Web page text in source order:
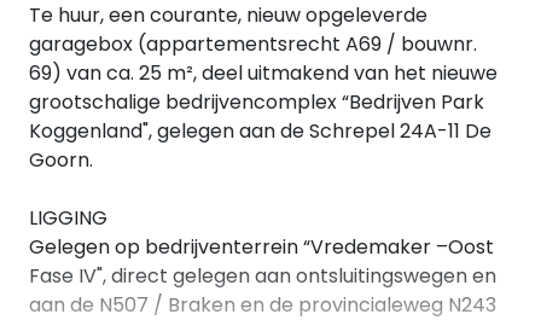
Te huur, een courante, nieuw opgeleverde
garagebox (appartementsrecht A69 / bouwnr.
69) van ca. 25 m², deel uitmakend van het nieuwe
grootschalige bedrijvencomplex “Bedrijven Park
Koggenland", gelegen aan de Schrepel 24A-11 De
Goorn.
LIGGING
Gelegen op bedrijventerrein “Vredemaker –Oost
Fase IV", direct gelegen aan ontsluitingswegen en
aan de N507 / Braken en de provincialeweg N243